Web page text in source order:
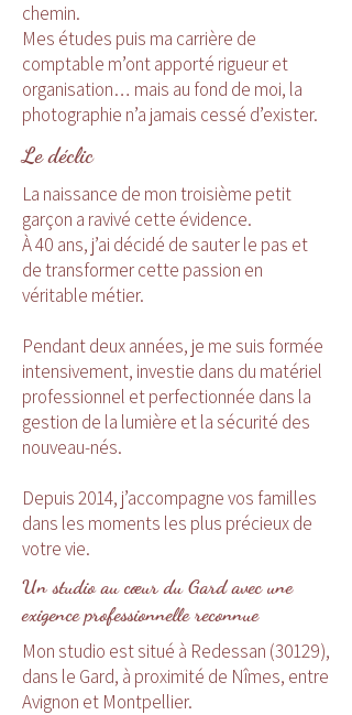
chemin.
Mes études puis ma carrière de
comptable m’ont apporté rigueur et
organisation… mais au fond de moi, la
photographie n’a jamais cessé d’exister.
Le déclic
La naissance de mon troisième petit
garçon a ravivé cette évidence.
À 40 ans, j’ai décidé de sauter le pas et
de transformer cette passion en
véritable métier.
Pendant deux années, je me suis formée
intensivement, investie dans du matériel
professionnel et perfectionnée dans la
gestion de la lumière et la sécurité des
nouveau-nés.
Depuis 2014, j’accompagne vos familles
dans les moments les plus précieux de
votre vie.
Un studio au cœur du Gard avec une
exigence professionnelle reconnue
Mon studio est situé à Redessan (30129),
dans le Gard, à proximité de Nîmes, entre
Avignon et Montpellier.